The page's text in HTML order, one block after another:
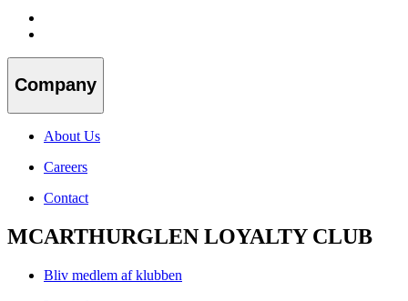
Company
About Us
Careers
Contact
MCARTHURGLEN LOYALTY CLUB
Bliv medlem af klubben